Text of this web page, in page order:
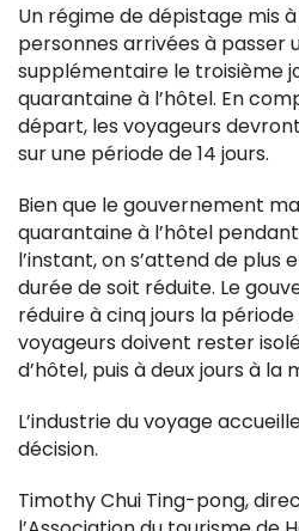
Un régime de dépistage mis
personnes arrivées à passer
supplémentaire le troisième
quarantaine à l’hôtel. En
départ, les voyageurs
sur une période de 14 jours.
Bien que le gouvernement
quarantaine à l’hôtel
l’instant, on s’attend de plus
durée de soit réduite. Le
réduire à cinq jours la
voyageurs doivent rester
d’hôtel, puis à deux jours à la
L’industrie du voyage
décision.
Timothy Chui Ting-pong,